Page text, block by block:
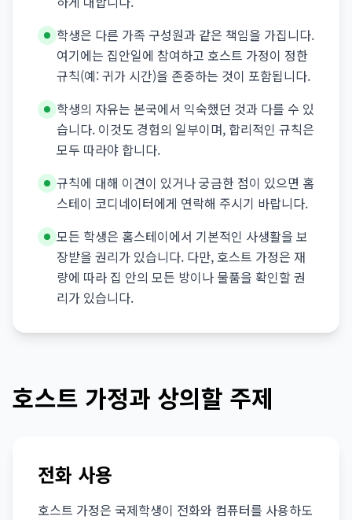
학생은 다른 가족 구성원과 같은 책임을 가집니다.
여기에는 집안일에 참여하고 호스트 가정이 정한
규칙(예: 귀가 시간)을 존중하는 것이 포함됩니다.
학생의 자유는 본국에서 익숙했던 것과 다를 수 있
습니다. 이것도 경험의 일부이며, 합리적인 규칙은
모두 따라야 합니다.
규칙에 대해 이견이 있거나 궁금한 점이 있으면 홈
스테이 코디네이터에게 연락해 주시기 바랍니다.
모든 학생은 홈스테이에서 기본적인 사생활을 보
장받을 권리가 있습니다. 다만, 호스트 가정은 재
량에 따라 집 안의 모든 방이나 물품을 확인할 권
리가 있습니다.
호스트 가정과 상의할 주제
전화 사용
호스트 가정은 국제학생이 전화와 컴퓨터를 사용하도